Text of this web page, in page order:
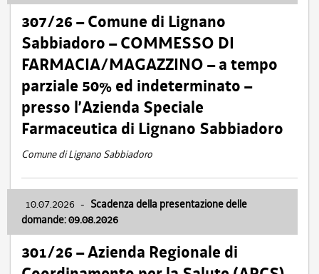
307/26 – Comune di Lignano
Sabbiadoro – COMMESSO DI
FARMACIA/MAGAZZINO – a tempo
parziale 50% ed indeterminato –
presso l’Azienda Speciale
Farmaceutica di Lignano Sabbiadoro
Comune di Lignano Sabbiadoro
10.07.2026 - Scadenza della presentazione delle
domande: 09.08.2026
301/26 – Azienda Regionale di